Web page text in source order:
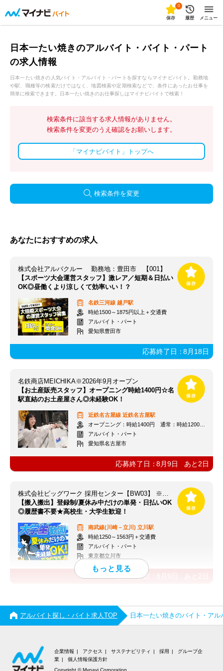
0
保存 履歴 メニュー
日本一たい焼きのアルバイト・バイト・パート
の求人情報
日本一たい焼きの人気バイト・アルバイト・パートを探すならマイナビバイト。勤務地
や駅、職種等の検索だけではなく、地図検索や定期検索などで、条件にあったお仕事を
簡単に検索できます。日本一たい焼きのお仕事探しはマイナビバイトで検索！
検索条件に該当する求人情報がありません。
検索条件を変更のうえ確認をお願いします。
「マイナビバイト」トップへ
検索条件を変更
あなたにおすすめの求人
株式会社アルバクルー 勤務地：豊田市 【001】
【スポーツ大会運営スタッフ】激レア／短期＆日払い
OK◎昼働くより涼しくて効率いい！？
名鉄三河線 越戸駅
時給1500～1875円以上＋交通費
アルバイト・パート
愛知県豊田市
応募終了日：8月18日
名鉄商店MEICHIKA※2026年9月オープン
【お土産販売スタッフ】オープニング時給1400円☆名
駅直結のお土産屋さん◎未経験OK！
近鉄名古屋線 近鉄名古屋駅
オープニング：時給1400円 通常：時給1200円～＋交通費全額支給
アルバイト・パート
愛知県名古屋市
応募終了日：8月9日 あと 2日
株式会社ビッグワーク 採用センター【BW03】 ※立川エリア
【搬入搬出】登録制/夏休み中だけの単発・日払いOK
◎履歴書不要★高校生・大学生歓迎！
南武線(川崎－立川) 立川駅
時給1250～1563円＋交通費
アルバイト・パート
東京都立川市
応募終了日：
アルバイト探し・バイト求人TOP 日本一たい焼きのバイト・アル
企業情報 アクセス サステナビリティ 採用
グループ企
業
個人情報保護方針
Copyright © Mynavi Corporation